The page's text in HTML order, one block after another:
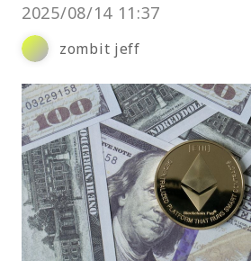
2025/08/14 11:37
zombit jeff